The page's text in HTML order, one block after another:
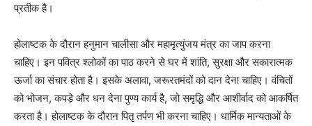
प्रतीक है।
होलाष्टक के दौरान हनुमान चालीसा और महामृत्युंजय मंत्र का जाप करना
चाहिए। इन पवित्र श्लोकों का पाठ करने से घर में शांति, सुरक्षा और सकारात्मक
ऊर्जा का संचार होता है। इसके अलावा, जरूरतमंदों को दान देना चाहिए। वंचितों
को भोजन, कपड़े और धन देना पुण्य कार्य है, जो समृद्धि और आशीर्वाद को आकर्षित
करता है। होलाष्टक के दौरान पितृ तर्पण भी करना चाहिए। धार्मिक मान्यताओं के